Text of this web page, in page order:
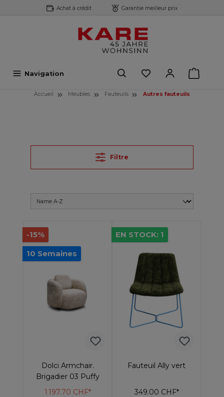
principalAchat à crédit Garantie meilleur prix
Navigation
Accueil Meubles Fauteuils Autres fauteuils
Filtre
-15%
10 Semaines
Dolci Armchair.
Brigadier 03 Puffy
1 197.70 CHF*
EN STOCK: 1
Fauteuil Ally vert
349.00 CHF*